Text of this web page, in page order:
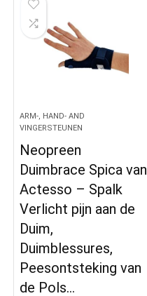
ARM-, HAND- AND
VINGERSTEUNEN
Neopreen
Duimbrace Spica van
Actesso – Spalk
Verlicht pijn aan de
Duim,
Duimblessures,
Peesontsteking van
de Pols…